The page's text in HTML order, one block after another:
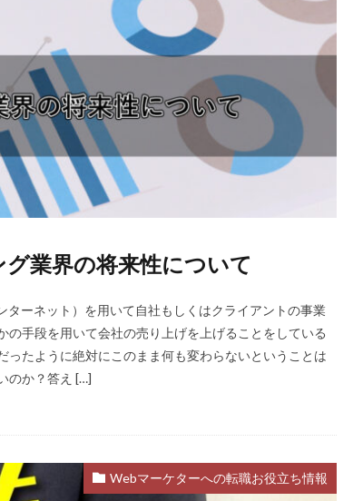
業界の将来性について
ーネット）を用いて自社もしくはクライアントの事業
手段を用いて会社の売り上げを上げることをしている
たように絶対にこのまま何も変わらないということは
のか？答え […]
Webマーケターへの転職お役立ち情報